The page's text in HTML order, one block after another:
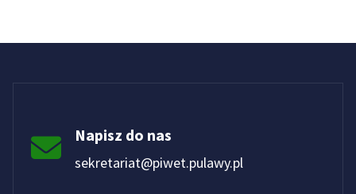
Napisz do nas
sekretariat@piwet.pulawy.pl